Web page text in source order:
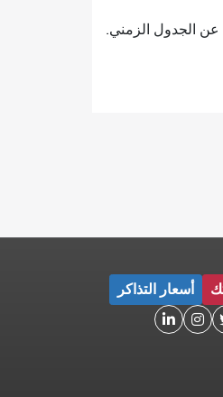
عن الجدول الزمني.
أسعار التذاكر

